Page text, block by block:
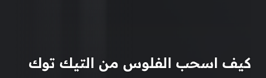
كيف اسحب الفلوس من التيك توك